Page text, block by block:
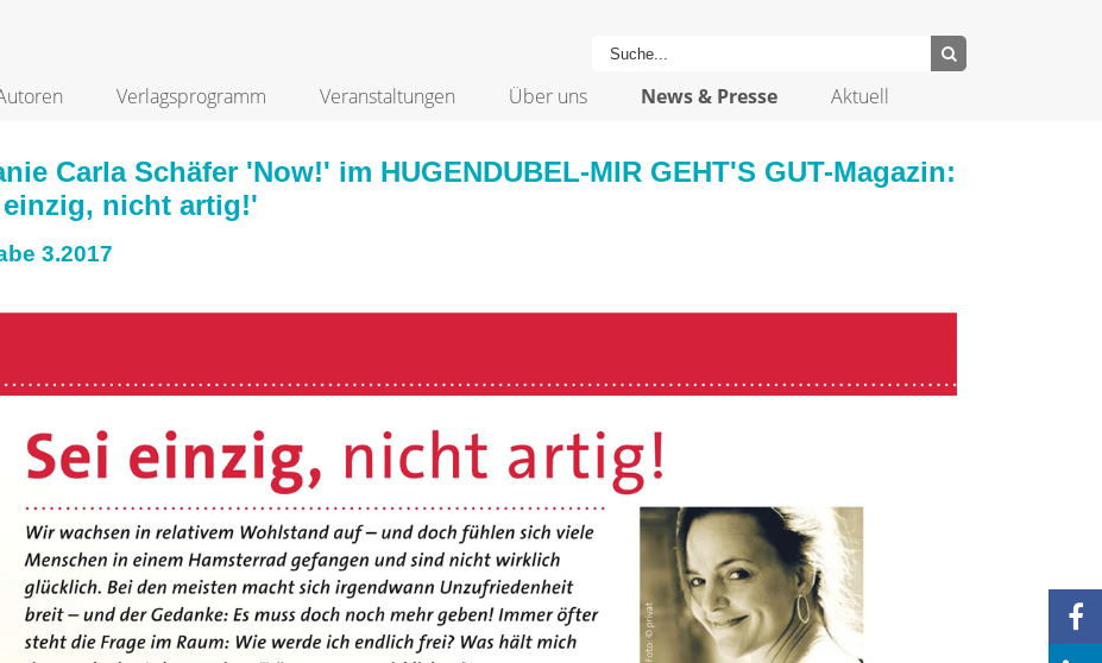
Verlagsprogramm Veranstaltungen Über uns News & Presse Aktuell
Carla Schäfer 'Now!' im HUGENDUBEL-MIR GEHT'S GUT-Magazin:
nicht artig!'
3.2017